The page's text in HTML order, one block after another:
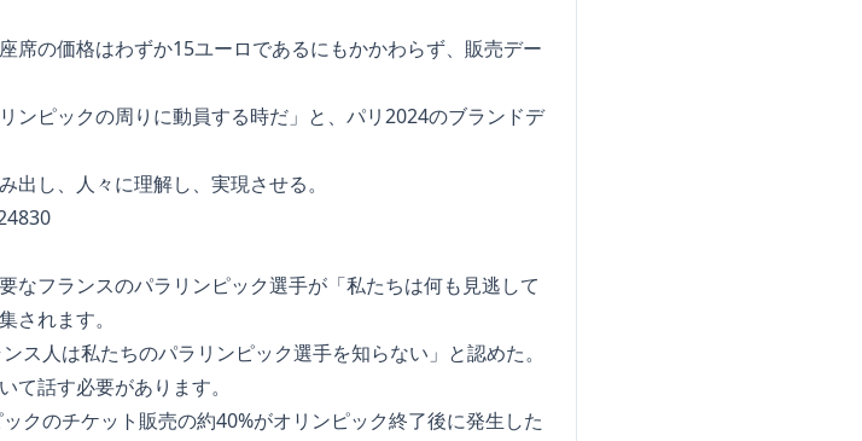
席の価格はわずか15ユーロであるにもかかわらず、販売デー
ンピックの周りに動員する時だ」と、パリ2024のブランドデ
し、人々に理解し、実現させる。
なフランスのパラリンピック選手が「私たちは何も見逃して
されます。
ス人は私たちのパラリンピック選手を知らない」と認めた。
て話す必要があります。
クのチケット販売の約40%がオリンピック終了後に発生した